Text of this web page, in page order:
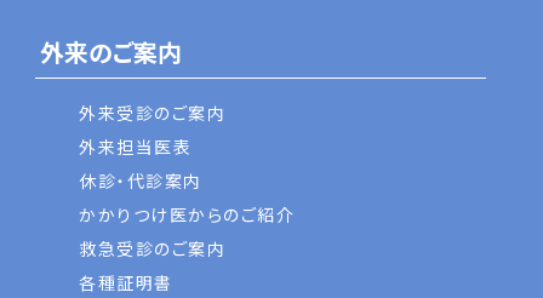
外来のご案内
外来受診のご案内
外来担当医表
休診・代診案内
かかりつけ医からのご紹介
救急受診のご案内
各種証明書